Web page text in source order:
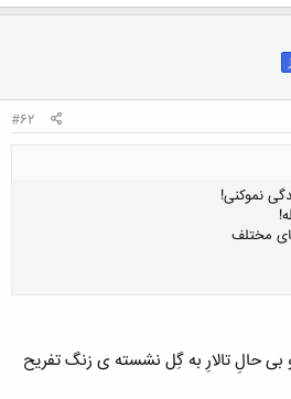
#62
نموکنی!
مختلف
حالِ تالارِ به گِل نشسته ی زنگ تفریح